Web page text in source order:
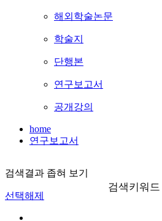
해외학술논문
학술지
단행본
연구보고서
공개강의
home
연구보고서
검색결과 좁혀 보기
선택해제
검색키워드